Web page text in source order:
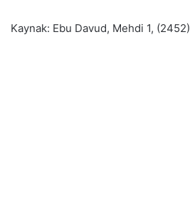
Kaynak: Ebu Davud, Mehdi 1, (2452)